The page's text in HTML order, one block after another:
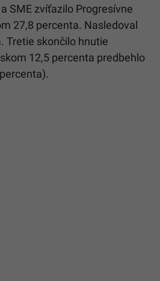
SME zvíťazilo Progresívne
27,8 percenta. Nasledoval
Tretie skončilo hnutie
12,5 percenta predbehlo